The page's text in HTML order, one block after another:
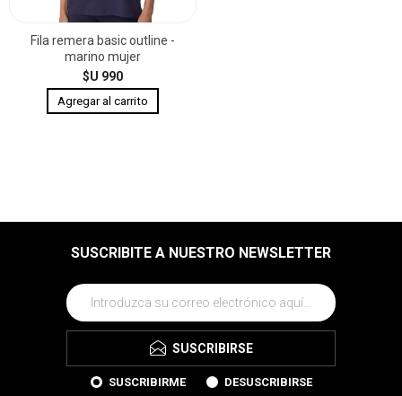
Fila remera basic outline -
marino mujer
$U 990
SUSCRIBITE A NUESTRO NEWSLETTER
SUSCRIBIRSE
SUSCRIBIRME DESUSCRIBIRSE